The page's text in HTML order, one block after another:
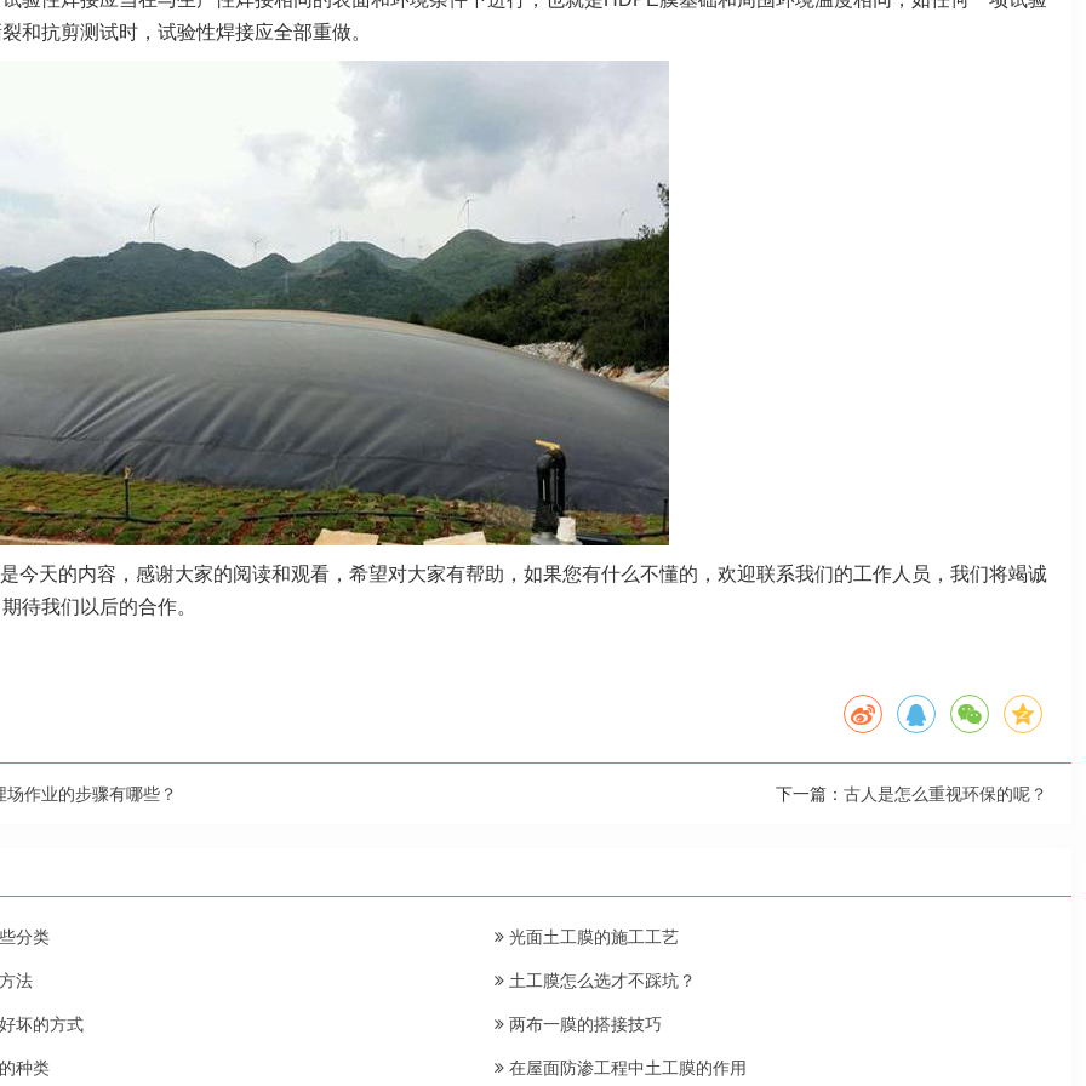
和抗剪测试时，试验性焊接应全部重做。
今天的内容，感谢大家的阅读和观看，希望对大家有帮助，如果您有什么不懂的，欢迎联系我们的工作人员，我们将竭诚
待我们以后的合作。
场作业的步骤有哪些？ 下一篇： 古人是怎么重视环保的呢？
分类 光面土工膜的施工工艺
法 土工膜怎么选才不踩坑？
坏的方式 两布一膜的搭接技巧
种类 在屋面防渗工程中土工膜的作用